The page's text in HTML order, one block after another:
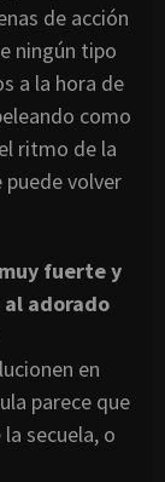
de acción
ningún tipo
a la hora de
como
ritmo de la
volver
fuerte y
al adorado
en
parece que
secuela, o